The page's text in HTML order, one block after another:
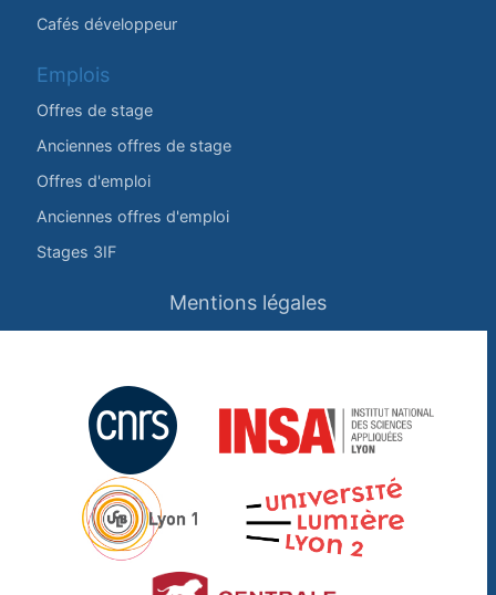
Cafés développeur
Emplois
Offres de stage
Anciennes offres de stage
Offres d'emploi
Anciennes offres d'emploi
Stages 3IF
Mentions légales